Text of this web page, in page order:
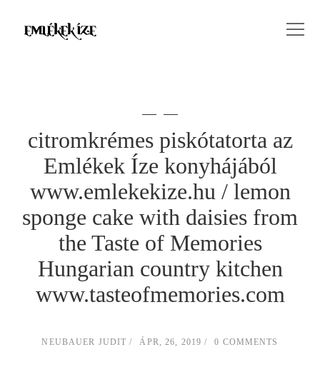
citromkrémes piskótatorta az
Emlékek Íze konyhájából
www.emlekekize.hu / lemon
sponge cake with daisies from
the Taste of Memories
Hungarian country kitchen
www.tasteofmemories.com
NEUBAUER JUDIT ÁPR, 26, 2019 0 COMMENTS